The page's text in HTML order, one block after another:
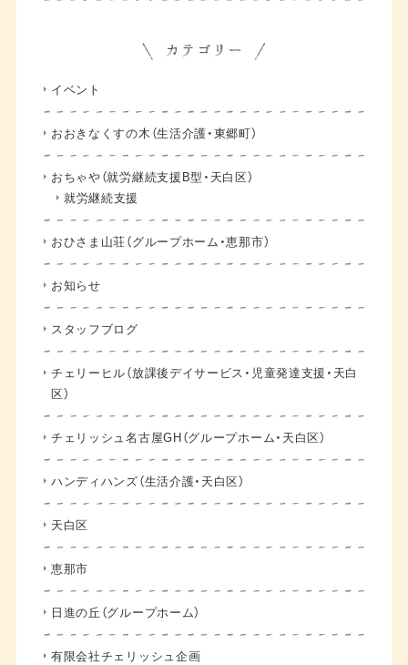
イベント
おおきなくすの木（生活介護・東郷町）
おちゃや（就労継続支援B型・天白区）
就労継続支援
おひさま山荘（グループホーム・恵那市）
お知らせ
スタッフブログ
チェリーヒル（放課後デイサービス・児童発達支援・天白
区）
チェリッシュ名古屋GH（グループホーム・天白区）
ハンディハンズ（生活介護・天白区）
天白区
恵那市
日進の丘（グループホーム）
有限会社チェリッシュ企画